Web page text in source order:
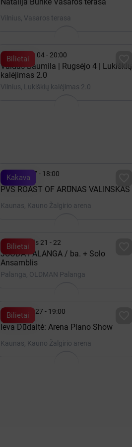
Vilnius, Vasaros terasa
Bilietai 
Rugsėjis 04 - 20:00
Vaidas Baumila | Rugsėjo 4 | Lukiškių
kalėjimas 2.0
Vilnius, Lukiškių kalėjimas 2.0
Kakava
Spalis 17 - 18:00
PVŠ ROAST OF ARŪNAS VALINSKAS
Kaunas, Kauno Žalgirio arena
Bilietai
Rugpjūtis 21 - 22
JUODA PALANGA / ba. + Solo
Ansamblis
Palanga, OLDMAN Palanga
Bilietai
Gruodis 27 - 19:00
Ieva Dūdaitė: Arena Piano Show
Kaunas, Kauno Žalgirio arena